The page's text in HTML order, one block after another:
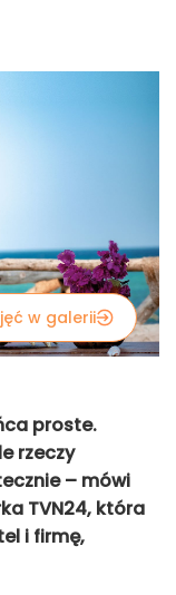
w galerii
proste.
rzeczy
– mówi
TVN24, która
i firmę,